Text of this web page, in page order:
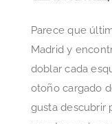
Parece que
Madrid y
doblar cada
otoño cargado
gusta descubrir